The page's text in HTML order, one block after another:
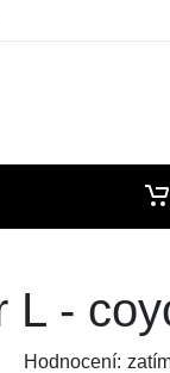
L -
Hodnocení: